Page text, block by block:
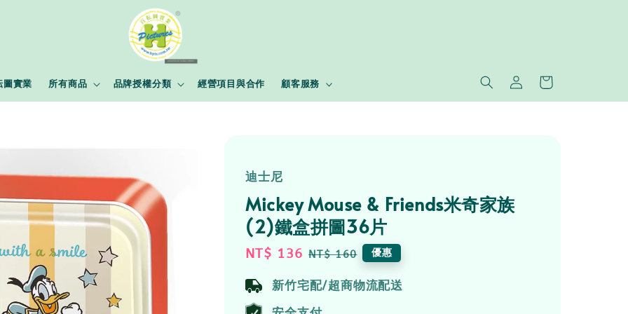
圖實業 所有商品 品牌授權分類 經營項目與合作 顧客服務
迪士尼
Mickey Mouse & Friends米奇家族
(2)鐵盒拼圖36片
Sale
NT$ 136 Regular
NT$ 160 優惠
新竹宅配/超商物流配送